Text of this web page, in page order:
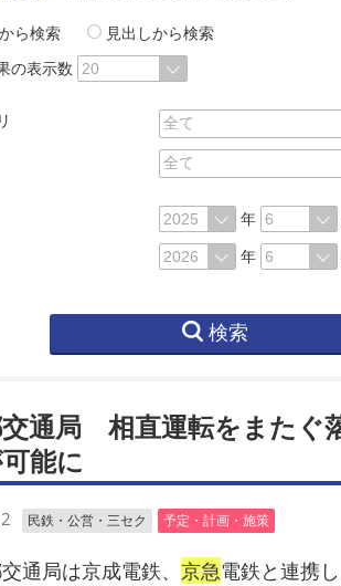
ら検索
見出しから検索
の表示数
年
年
検索
通局 相直運転をまたぐ
能に
民鉄・公営・三セク 予定・計画・施策
通局は京成電鉄、 京急電鉄と連携